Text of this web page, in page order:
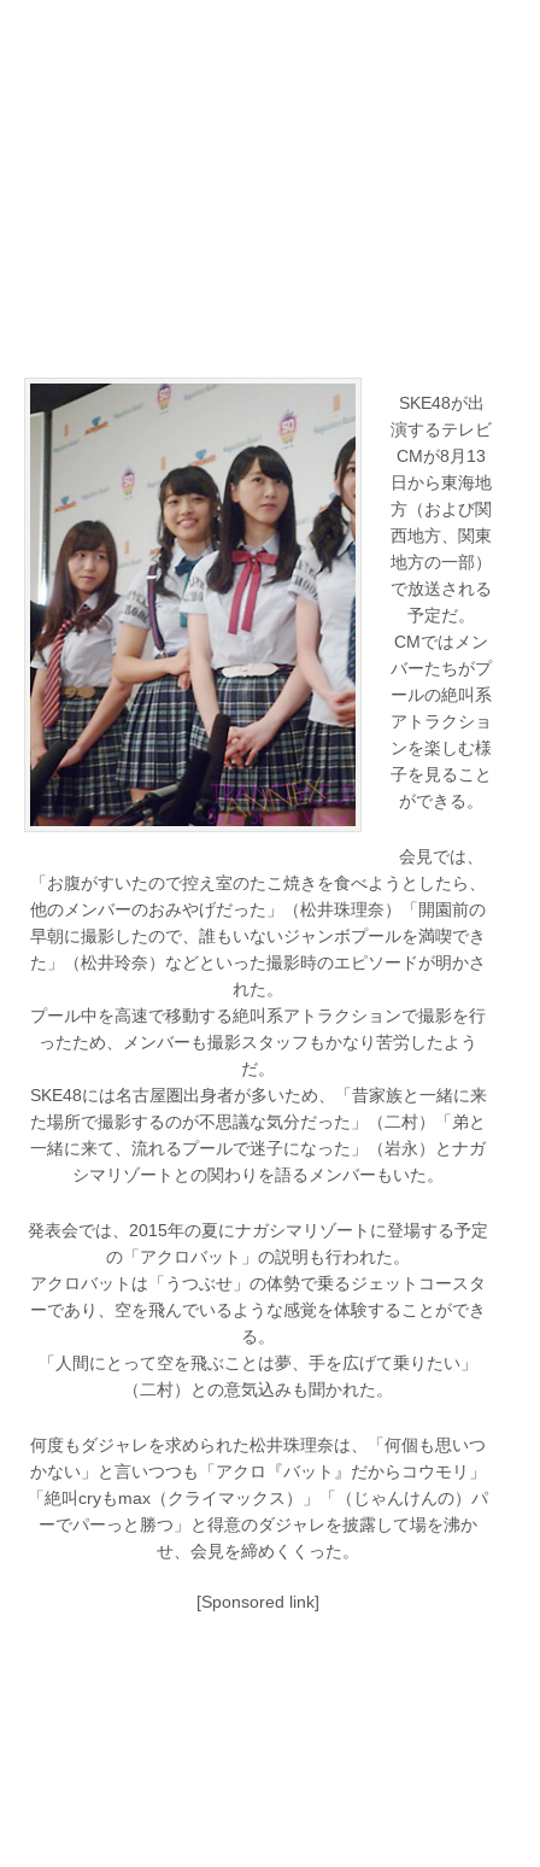
SKE48が出
演するテレビ
CMが8月13
日から東海地
方（および関
西地方、関東
地方の一部）
で放送される
予定だ。
CMではメン
バーたちがプ
ールの絶叫系
アトラクショ
ンを楽しむ様
子を見ること
ができる。
会見では、
「お腹がすいたので控え室のたこ焼きを食べようとしたら、
他のメンバーのおみやげだった」（松井珠理奈）「開園前の
早朝に撮影したので、誰もいないジャンボプールを満喫でき
た」（松井玲奈）などといった撮影時のエピソードが明かさ
れた。
プール中を高速で移動する絶叫系アトラクションで撮影を行
ったため、メンバーも撮影スタッフもかなり苦労したよう
だ。
SKE48には名古屋圏出身者が多いため、「昔家族と一緒に来
た場所で撮影するのが不思議な気分だった」（二村）「弟と
一緒に来て、流れるプールで迷子になった」（岩永）とナガ
シマリゾートとの関わりを語るメンバーもいた。
発表会では、2015年の夏にナガシマリゾートに登場する予定
の「アクロバット」の説明も行われた。
アクロバットは「うつぶせ」の体勢で乗るジェットコースタ
ーであり、空を飛んでいるような感覚を体験することができ
る。
「人間にとって空を飛ぶことは夢、手を広げて乗りたい」
（二村）との意気込みも聞かれた。
何度もダジャレを求められた松井珠理奈は、「何個も思いつ
かない」と言いつつも「アクロ『バット』だからコウモリ」
「絶叫cryもmax（クライマックス）」「（じゃんけんの）パ
ーでパーっと勝つ」と得意のダジャレを披露して場を沸か
せ、会見を締めくくった。
[Sponsored link]